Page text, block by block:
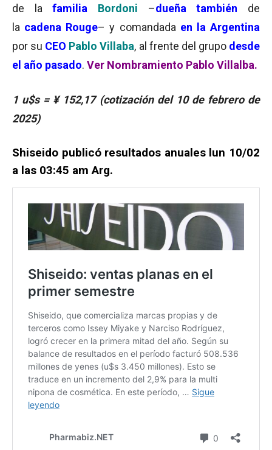
de lafamilia Bordoni –dueña también de
la cadena Rouge– y comandada en la Argentina
por su CEO Pablo Villaba, al frente del grupo desde
el año pasado. Ver Nombramiento Pablo Villalba.
1 u$s = ¥ 152,17 (cotización del 10 de febrero de
2025)
Shiseido publicó resultados anuales lun 10/02
a las 03:45 am Arg.